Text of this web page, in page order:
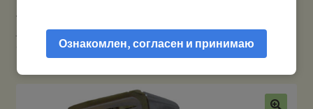
Мой аккаунт
кронштейны для антенн и держатели для гаджетов
TS-50
Optim — Крепление (основание) для врезных антенн
Ознакомлен, согласен и принимаю